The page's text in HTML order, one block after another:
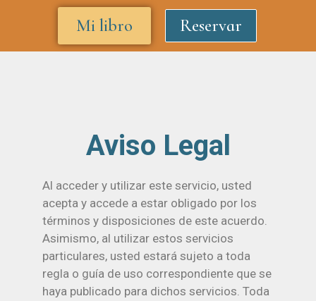
Mi libro Reservar
Aviso Legal
Al acceder y utilizar este servicio, usted
acepta y accede a estar obligado por los
términos y disposiciones de este acuerdo.
Asimismo, al utilizar estos servicios
particulares, usted estará sujeto a toda
regla o guía de uso correspondiente que se
haya publicado para dichos servicios. Toda